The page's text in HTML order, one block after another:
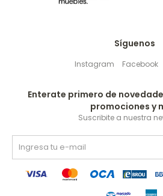
Síguenos
Instagram Facebook
Enterate primero de
promociones y
Suscribite a nuestra